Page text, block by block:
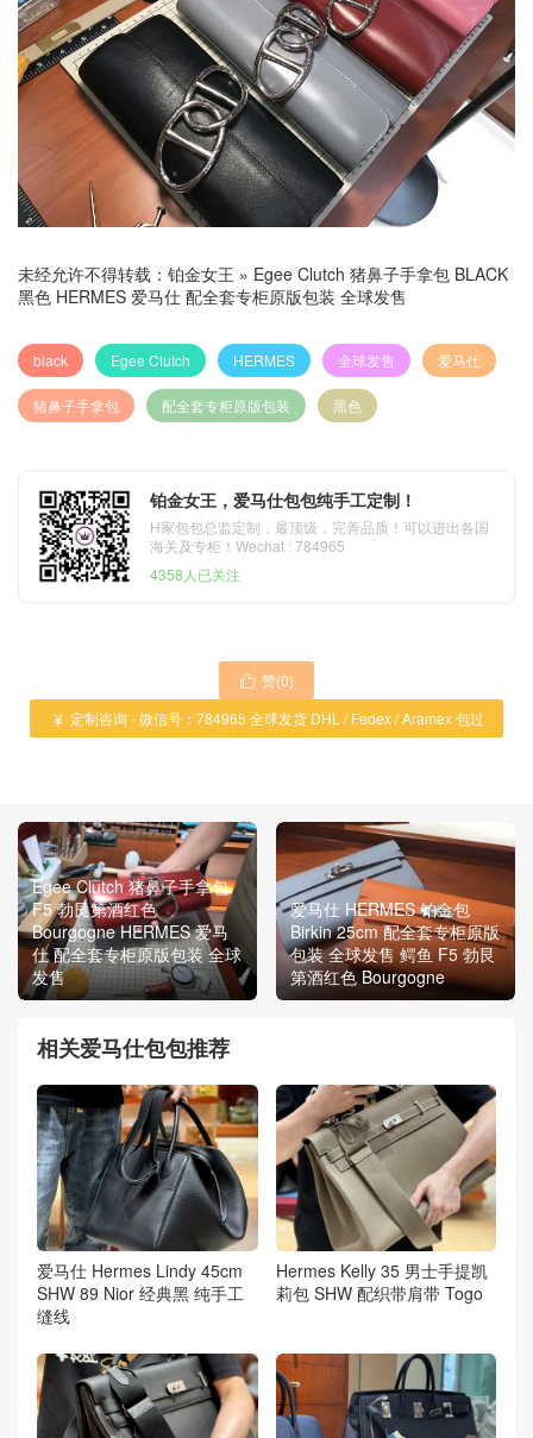
未经允许不得转载： 铂金女王 » Egee Clutch 猪鼻子手拿包 BLACK
黑色 HERMES 爱马仕 配全套专柜原版包装 全球发售
black Egee Clutch HERMES 全球发售 爱马仕
猪鼻子手拿包 配全套专柜原版包装 黑色
铂金女王，爱马仕包包纯手工定制！
H家包包总监定制，最顶级，完善品质！可以进出各国
海关及专柜！Wechat : 784965
4358人已关注
 赞(0)
 定制咨询 - 微信号：784965 全球发货 DHL / Fedex / Aramex 包过
Egee Clutch 猪鼻子手拿包
F5 勃艮第酒红色
Bourgogne HERMES 爱马
仕 配全套专柜原版包装 全球
发售
爱马仕 HERMES 铂金包
Birkin 25cm 配全套专柜原版
包装 全球发售 鳄鱼 F5 勃艮
第酒红色 Bourgogne
相关爱马仕包包推荐
爱马仕 Hermes Lindy 45cm
SHW 89 Nior 经典黑 纯手工
缝线
Hermes Kelly 35 男士手提凯
莉包 SHW 配织带肩带 Togo